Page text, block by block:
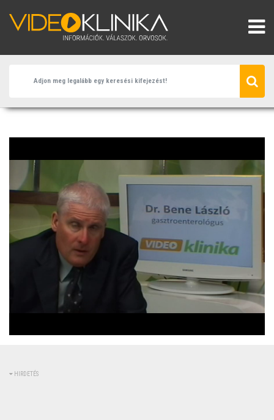
kikapcsolva
0%
0%
HIRDETÉS